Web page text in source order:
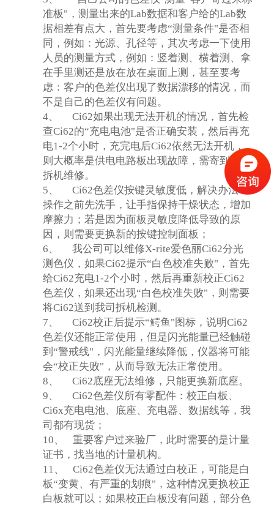
准板"，测量出来的Lab数据和客户给的Lab数
据相差有点大，首先要考虑“测量条件"是否相
同，例如：光源、孔径等，其次考虑一下使用
人员的测量方式，例如：竖着测、横着测、拿
在手里测还是放在放在桌面上测，甚至要考
虑：客户的色差仪出现了数据漂移的情况，而
不是自己的色差仪有问题。
4、
Ci62如果出现无法开机的情况，首先检
查Ci62的“充电电池"是否正确安装，然后再充
电1-2个小时，充完电后Ci62依然无法开机，
则大概率是供电电路板出现故障，需寄到我司
拆机维修。
5、
Ci62色差仪按键灵敏度低，解决办法：
操作之前先洗手，让手指保持干燥状态，增加
摩擦力；若是因为面板灵敏度降低导致的原
因，则需要更换新的按键控制面板；
6、
我公司可以维修X-rite爱色丽Ci62分光
测色仪，如果Ci62提示“白色校准失败"，首先
给Ci62充电1-2个小时，然后再重新校正Ci62
色差仪，如果还出现“白色校准失败"，则需要
将Ci62送到我司拆机检测。
7、
Ci62校正后提示“鳄鱼"图标，说明Ci62
色差仪还能正常使用，但是闪光能量已经触碰
到“警戒线"，闪光能量继续降低，仪器将可能
会“校正失败"，从而导致无法正常使用。
8、
Ci62底座无法维修，只能更换新底座。
9、
Ci62色差仪所有零配件：校正白板、
Ci6x充电电池、底座、充电器、数据线等，我
司都有现货；
10、
重要客户过来验厂，此时需要的是计量
证书，找当地的计量机构。
11、
Ci62色差仪无法通过白校正，可能是白
板“变黄、有严重的划痕"，这种情况更换校正
白板就可以；如果校正白板没有问题，部分色